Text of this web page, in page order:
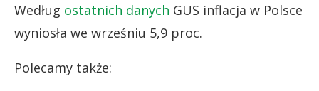
Według ostatnich danych GUS inflacja w Polsce
wyniosła we wrześniu 5,9 proc.
Polecamy także: